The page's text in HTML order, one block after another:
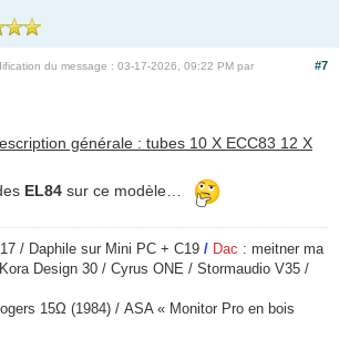
#7
du message : 03-17-2026, 09:22 PM par
générale : tubes 10 X ECC83 12 X
EL84 sur ce modèle…
/ Daphile sur Mini PC + C19 / Dac : meitner ma
Design 30 / Cyrus ONE / Stormaudio V35 /
15Ω (1984) / ASA « Monitor Pro en bois